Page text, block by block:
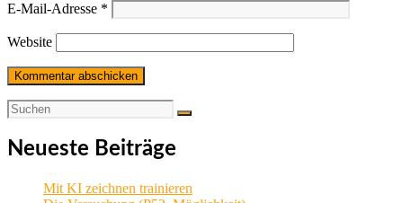
E-Mail-Adresse *
Website
Neueste Beiträge
Mit KI zeichnen trainieren